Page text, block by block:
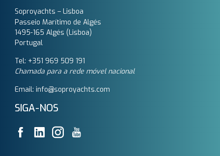
Soproyachts – Lisboa
Passeio Marítimo de Algés
1495-165 Algés (Lisboa)
Portugal
Tel: +351 969 509 191‬
Chamada para a rede móvel nacional
Email: info@soproyachts.com
SIGA-NOS